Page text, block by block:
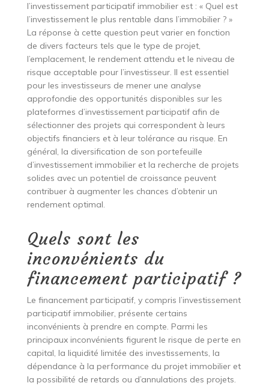
l’investissement participatif immobilier est : « Quel est
l’investissement le plus rentable dans l’immobilier ? »
La réponse à cette question peut varier en fonction
de divers facteurs tels que le type de projet,
l’emplacement, le rendement attendu et le niveau de
risque acceptable pour l’investisseur. Il est essentiel
pour les investisseurs de mener une analyse
approfondie des opportunités disponibles sur les
plateformes d’investissement participatif afin de
sélectionner des projets qui correspondent à leurs
objectifs financiers et à leur tolérance au risque. En
général, la diversification de son portefeuille
d’investissement immobilier et la recherche de projets
solides avec un potentiel de croissance peuvent
contribuer à augmenter les chances d’obtenir un
rendement optimal.
Quels sont les
inconvénients du
financement participatif ?
Le financement participatif, y compris l’investissement
participatif immobilier, présente certains
inconvénients à prendre en compte. Parmi les
principaux inconvénients figurent le risque de perte en
capital, la liquidité limitée des investissements, la
dépendance à la performance du projet immobilier et
la possibilité de retards ou d’annulations des projets.